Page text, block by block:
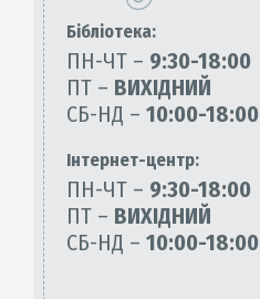
Бiблiотека:
ПН-ЧТ – 9:30-18:00
ПТ – ВИХІДНИЙ
СБ-НД – 10:00-18:00
Інтернет-центр:
ПН-ЧТ – 9:30-18:00
ПТ – ВИХІДНИЙ
СБ-НД – 10:00-18:00